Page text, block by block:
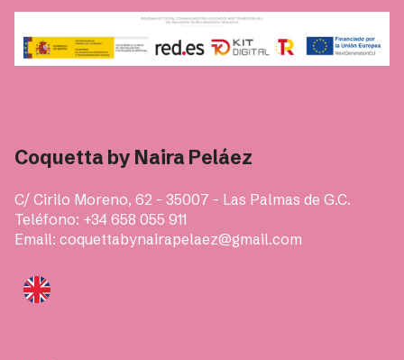
Coquetta by Naira Peláez
C/ Cirilo Moreno, 62 - 35007 - Las Palmas de G.C.
Teléfono: +34 658 055 911
Email: coquettabynairapelaez@gmail.com